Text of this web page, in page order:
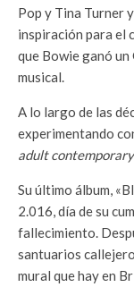
Pop y Tina Turner
inspiración para el
que Bowie ganó
musical.
A lo largo de las
experimentando
adult contemporary
Su último álbum,
2.016, día de su
fallecimiento.
santuarios
mural que hay en